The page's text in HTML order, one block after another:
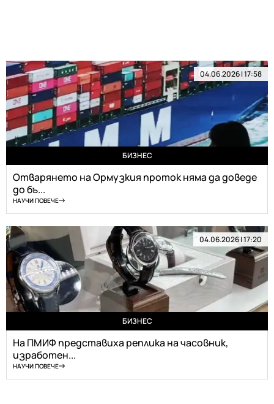
04.06.2026 | 17:58
БИЗНЕС
Отварянето на Ормузкия проток няма да доведе
до бъ...
НАУЧИ ПОВЕЧЕ
04.06.2026 | 17:20
БИЗНЕС
На ПМИФ представиха реплика на часовник,
изработен...
НАУЧИ ПОВЕЧЕ